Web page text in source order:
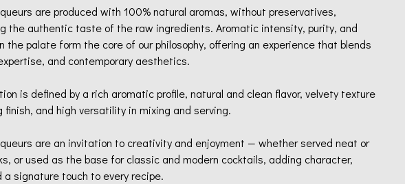
are produced with 100% natural aromas, without preservatives,
the authentic taste of the raw ingredients. Aromatic intensity, purity, and
the palate form the core of our philosophy, offering an experience that blends
and contemporary aesthetics.
is defined by a rich aromatic profile, natural and clean flavor, velvety texture
finish, and high versatility in mixing and serving.
are an invitation to creativity and enjoyment — whether served neat or
or used as the base for classic and modern cocktails, adding character,
a signature touch to every recipe.